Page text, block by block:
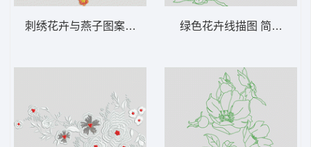
刺绣花卉与燕子图案 鸟 靓花 绿色花卉线描图 简笔花